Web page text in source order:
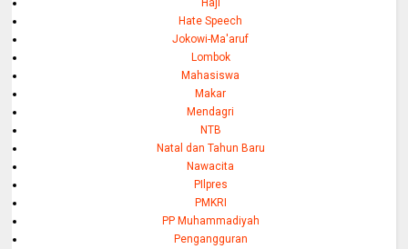
Hate Speech
Jokowi-Ma'aruf
Lombok
Mahasiswa
Makar
Mendagri
NTB
Natal dan Tahun Baru
Nawacita
PIlpres
PMKRI
PP Muhammadiyah
Pengangguran